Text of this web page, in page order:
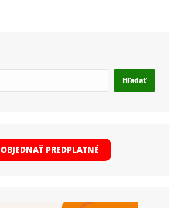
Hľadať
OBJEDNAŤ PREDPLATNÉ